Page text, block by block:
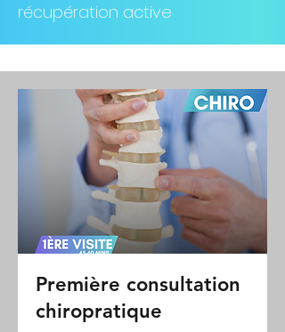
récupération active
Première consultation
chiropratique